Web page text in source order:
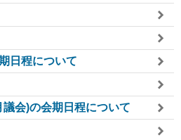
日程について
会)の会期日程について